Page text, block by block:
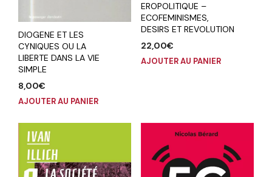
DIOGENE ET LES
CYNIQUES OU LA
LIBERTE DANS LA VIE
SIMPLE
8,00€
AJOUTER AU PANIER
EROPOLITIQUE –
ECOFEMINISMES,
DESIRS ET REVOLUTION
22,00€
AJOUTER AU PANIER